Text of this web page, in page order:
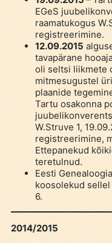
EGeS
raamatukogus
registreerimine.
12.09.2015
tavapärane
oli seltsi liikmete
mitmesugustel
plaanide
Tartu osakonna
W.Struve 1,
registreerimine,
Ettepanekud
teretulnud.
Eesti
koosolekud sellel
6.
2014/2015